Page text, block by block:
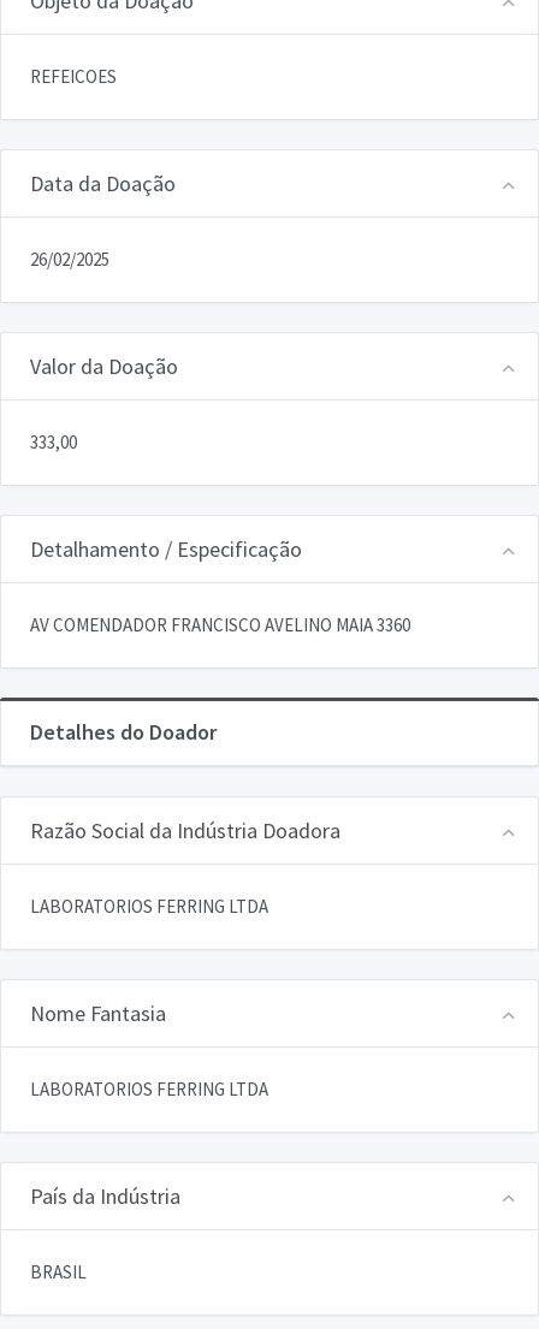
REFEICOES
Data da Doação
26/02/2025
Valor da Doação
333,00
Detalhamento / Especificação
AV COMENDADOR FRANCISCO AVELINO MAIA 3360
Detalhes do Doador
Razão Social da Indústria Doadora
LABORATORIOS FERRING LTDA
Nome Fantasia
LABORATORIOS FERRING LTDA
País da Indústria
BRASIL